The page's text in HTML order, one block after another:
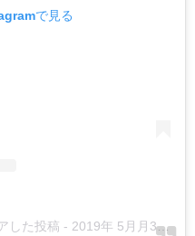
で見る
した投稿 - 2019年 5月月30日午前7時16分PDT